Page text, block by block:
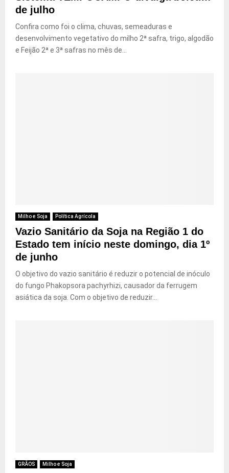
de julho
Confira como foi o clima, chuvas, semeaduras e
desenvolvimento vegetativo do milho 2ª safra, trigo, algodão
e Feijão 2ª e 3ª safras no mês de...
Milho e Soja Política Agrícola
Vazio Sanitário da Soja na Região 1 do
Estado tem início neste domingo, dia 1º
de junho
O objetivo do vazio sanitário é reduzir o potencial de inóculo
do fungo Phakopsora pachyrhizi, causador da ferrugem
asiática da soja. Com o objetivo de reduzir...
GRÃOS Milho e Soja